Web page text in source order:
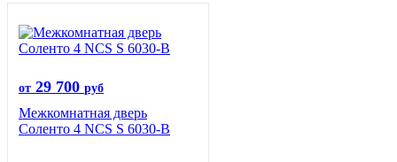
от 29 700 руб
Межкомнатная дверь
Соленто 4 NCS S 6030-B